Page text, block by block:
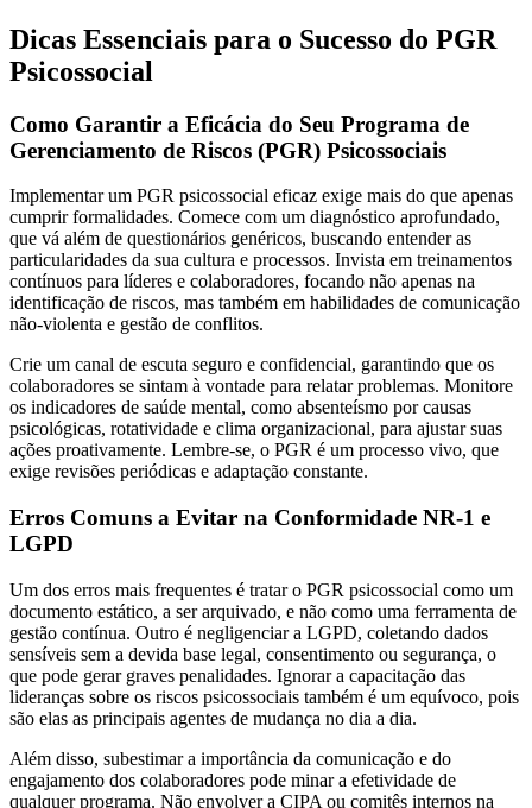
Dicas Essenciais para o Sucesso do PGR
Psicossocial
Como Garantir a Eficácia do Seu Programa de
Gerenciamento de Riscos (PGR) Psicossociais
Implementar um PGR psicossocial eficaz exige mais do que apenas
cumprir formalidades. Comece com um diagnóstico aprofundado,
que vá além de questionários genéricos, buscando entender as
particularidades da sua cultura e processos. Invista em treinamentos
contínuos para líderes e colaboradores, focando não apenas na
identificação de riscos, mas também em habilidades de comunicação
não-violenta e gestão de conflitos.
Crie um canal de escuta seguro e confidencial, garantindo que os
colaboradores se sintam à vontade para relatar problemas. Monitore
os indicadores de saúde mental, como absenteísmo por causas
psicológicas, rotatividade e clima organizacional, para ajustar suas
ações proativamente. Lembre-se, o PGR é um processo vivo, que
exige revisões periódicas e adaptação constante.
Erros Comuns a Evitar na Conformidade NR-1 e
LGPD
Um dos erros mais frequentes é tratar o PGR psicossocial como um
documento estático, a ser arquivado, e não como uma ferramenta de
gestão contínua. Outro é negligenciar a LGPD, coletando dados
sensíveis sem a devida base legal, consentimento ou segurança, o
que pode gerar graves penalidades. Ignorar a capacitação das
lideranças sobre os riscos psicossociais também é um equívoco, pois
são elas as principais agentes de mudança no dia a dia.
Além disso, subestimar a importância da comunicação e do
engajamento dos colaboradores pode minar a efetividade de
qualquer programa. Não envolver a CIPA ou comitês internos na